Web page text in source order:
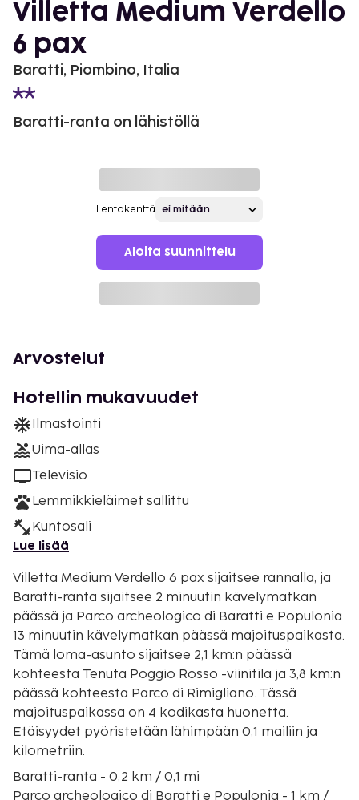
Villetta Medium Verdello
6 pax
Baratti, Piombino, Italia
Baratti-ranta on lähistöllä
Lentokenttä
Aloita suunnittelu
Arvostelut
Hotellin mukavuudet
Ilmastointi
Uima-allas
Televisio
Lemmikkieläimet sallittu
Kuntosali
Lue lisää
Villetta Medium Verdello 6 pax sijaitsee rannalla, ja
Baratti-ranta sijaitsee 2 minuutin kävelymatkan
päässä ja Parco archeologico di Baratti e Populonia
13 minuutin kävelymatkan päässä majoituspaikasta.
Tämä loma-asunto sijaitsee 2,1 km:n päässä
kohteesta Tenuta Poggio Rosso -viinitila ja 3,8 km:n
päässä kohteesta Parco di Rimigliano. Tässä
majoituspaikassa on 4 kodikasta huonetta.
Etäisyydet pyöristetään lähimpään 0,1 mailiin ja
kilometriin.
Baratti-ranta - 0,2 km / 0,1 mi
Parco archeologico di Baratti e Populonia - 1 km /